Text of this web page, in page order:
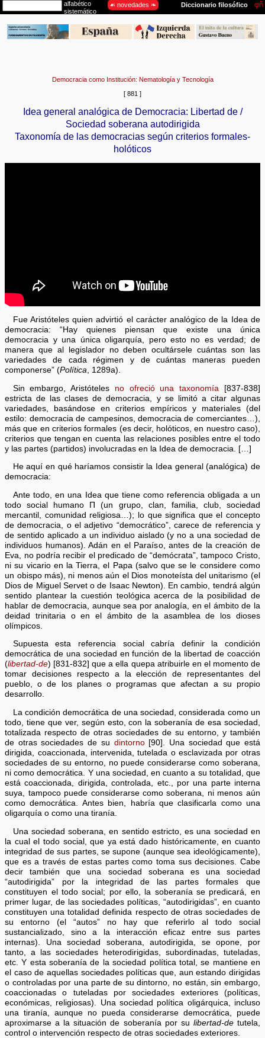
Democracia como Institución: Nematología y Tecnología
[ 881 ]
Idea general analógica de Democracia: Libertad de /
Sociedad soberana autodirigida
Taxonomía de las democracias según criterios formales-
holóticos
Fue Aristóteles quien advirtió el carácter analógico de la Idea de
democracia: “Hay quienes piensan que existe una única
democracia y una única oligarquía, pero esto no es verdad; de
manera que al legislador no deben ocultársele cuántas son las
variedades de cada régimen y de cuántas maneras pueden
componerse” (Política, 1289a).
Sin embargo, Aristóteles no ofreció una taxonomía [837-838]
estricta de las clases de democracia, y se limitó a citar algunas
variedades, basándose en criterios empíricos y materiales (del
estilo: democracia de campesinos, democracia de comerciantes…),
más que en criterios formales (es decir, holóticos, en nuestro caso),
criterios que tengan en cuenta las relaciones posibles entre el todo
y las partes (partidos) involucradas en la Idea de democracia. […]
He aquí en qué haríamos consistir la Idea general (analógica) de
democracia:
Ante todo, en una Idea que tiene como referencia obligada a un
todo social humano Π (un grupo, clan, familia, club, sociedad
mercantil, comunidad religiosa…); lo que significa que el concepto
de democracia, o el adjetivo “democrático”, carece de referencia y
de sentido aplicado a un individuo aislado (y no a una sociedad de
individuos humanos). Adán en el Paraíso, antes de la creación de
Eva, no podría recibir el predicado de “demócrata”, tampoco Cristo,
ni su vicario en la Tierra, el Papa (salvo que se le considere como
un obispo más), ni menos aún el Dios monoteísta del unitarismo (el
Dios de Miguel Servet o de Isaac Newton). En cambio, tendrá algún
sentido plantear la cuestión teológica acerca de la posibilidad de
hablar de democracia, aunque sea por analogía, en el ámbito de la
deidad trinitaria o en el ámbito de la asamblea de los dioses
olímpicos.
Supuesta esta referencia social cabría definir la condición
democrática de una sociedad en función de la libertad de coacción
(libertad-de) [831-832] que a ella quepa atribuirle en el momento de
tomar decisiones respecto a la elección de representantes del
pueblo, o de los planes o programas que afectan a su propio
desarrollo.
La condición democrática de una sociedad, considerada como un
todo, tiene que ver, según esto, con la soberanía de esa sociedad,
totalizada respecto de otras sociedades de su entorno, y también
de otras sociedades de su dintorno[90]. Una sociedad que está
dirigida, coaccionada, intervenida, tutelada o esclavizada por otras
sociedades de su entorno, no puede considerarse como soberana,
ni como democrática. Y una sociedad, en cuanto a su totalidad, que
está coaccionada, dirigida, controlada, etc., por una parte interna
suya, tampoco puede considerarse como soberana, ni menos aún
como democrática. Antes bien, habría que clasificarla como una
oligarquía o como una tiranía.
Una sociedad soberana, en sentido estricto, es una sociedad en
la cual el todo social, que ya está dado históricamente, en cuanto
integridad de sus partes, se supone (aunque sea ideológicamente),
que es a través de estas partes como toma sus decisiones. Cabe
decir también que una sociedad soberana es una sociedad
“autodirigida” por la integridad de las partes formales que
constituyen el todo social; por ello, la soberanía se predicará, en
primer lugar, de las sociedades políticas, “autodirigidas”, en cuanto
constituyen una totalidad definida respecto de otras sociedades de
su entorno (el “autos” no hay que referirlo al todo social
sustancializado, sino a la interacción eficaz entre sus partes
internas). Una sociedad soberana, autodirigida, se opone, por
tanto, a las sociedades heterodirigidas, subordinadas, tuteladas,
etc. Y esta soberanía de la sociedad política total, se mantiene en
el caso de aquellas sociedades políticas que, aun estando dirigidas
o controladas por una parte de su dintorno, no están, sin embargo,
coaccionadas o tuteladas por sociedades exteriores (políticas,
económicas, religiosas). Una sociedad política oligárquica, incluso
una tiranía, aunque no pueda considerarse democrática, puede
aproximarse a la situación de soberanía por su libertad-detutela,
control o intervención respecto de otras sociedades exteriores.